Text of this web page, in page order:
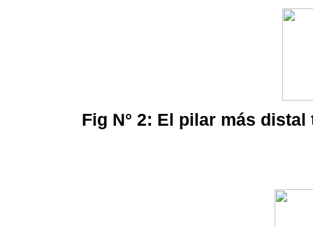
Fig N° 2: El pilar más